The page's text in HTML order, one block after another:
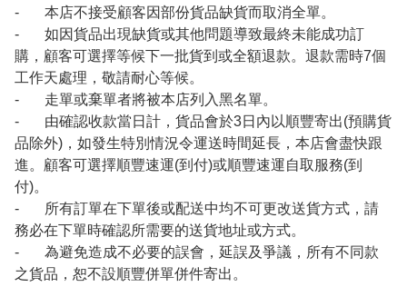
- 本店不接受顧客因部份貨品缺貨而取消全單。
- 如因貨品出現缺貨或其他問題導致最終未能成功訂
購，顧客可選擇等候下一批貨到或全額退款。退款需時7個
工作天處理，敬請耐心等候。
- 走單或棄單者將被本店列入黑名單。
- 由確認收款當日計，貨品會於3日內以順豐寄出(預購貨
品除外)，如發生特別情況令運送時間延長，本店會盡快跟
進。顧客可選擇順豐速運(到付)或順豐速運自取服務(到
付)。
- 所有訂單在下單後或配送中均不可更改送貨方式，請
務必在下單時確認所需要的送貨地址或方式。
- 為避免造成不必要的誤會，延誤及爭議，所有不同款
之貨品，恕不設順豐併單併件寄出。